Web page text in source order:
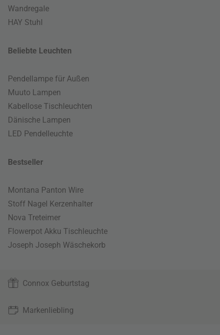
Wandregale
HAY Stuhl
Beliebte Leuchten
Pendellampe für Außen
Muuto Lampen
Kabellose Tischleuchten
Dänische Lampen
LED Pendelleuchte
Bestseller
Montana Panton Wire
Stoff Nagel Kerzenhalter
Nova Treteimer
Flowerpot Akku Tischleuchte
Joseph Joseph Wäschekorb
Connox Geburtstag
Markenliebling